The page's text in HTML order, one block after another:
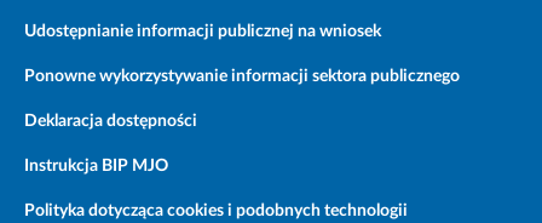
Udostępnianie informacji publicznej na wniosek
Ponowne wykorzystywanie informacji sektora publicznego
Deklaracja dostępności
Instrukcja BIP MJO
Polityka dotycząca cookies i podobnych technologii